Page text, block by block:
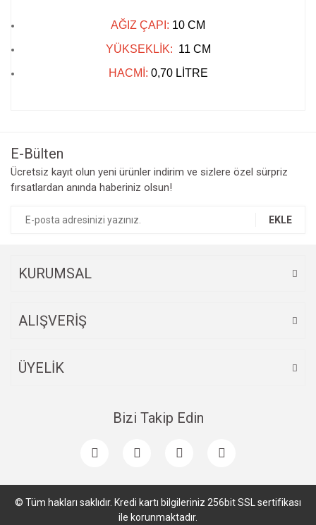
AĞIZ ÇAPI: 10 CM
YÜKSEKLİK: 11 CM
HACMİ: 0,70 LİTRE
E-Bülten
Ücretsiz kayıt olun yeni ürünler indirim ve sizlere özel sürpriz
fırsatlardan anında haberiniz olsun!
EKLE
KURUMSAL
ALIŞVERİŞ
ÜYELİK
Bizi Takip Edin
© Tüm hakları saklıdır. Kredi kartı bilgileriniz 256bit SSL sertifikası
ile korunmaktadır.